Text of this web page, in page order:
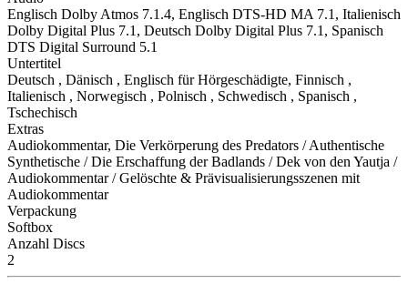
Englisch Dolby Atmos 7.1.4, Englisch DTS-HD MA 7.1, Italienisch
Dolby Digital Plus 7.1, Deutsch Dolby Digital Plus 7.1, Spanisch
DTS Digital Surround 5.1
Untertitel
Deutsch , Dänisch , Englisch für Hörgeschädigte, Finnisch ,
Italienisch , Norwegisch , Polnisch , Schwedisch , Spanisch ,
Tschechisch
Extras
Audiokommentar, Die Verkörperung des Predators / Authentische
Synthetische / Die Erschaffung der Badlands / Dek von den Yautja /
Audiokommentar / Gelöschte & Prävisualisierungsszenen mit
Audiokommentar
Verpackung
Softbox
Anzahl Discs
2